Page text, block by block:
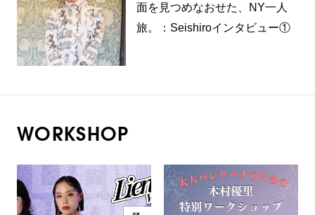
面を見つめなおせた、NY一人
旅。：Seishiroインタビュー①
WORKSHOP